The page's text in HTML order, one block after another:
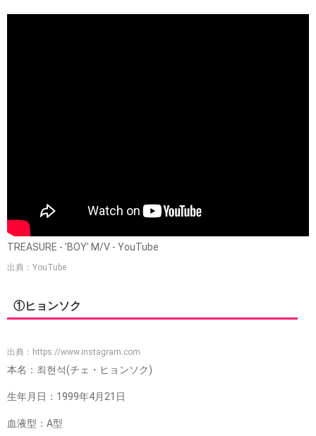
TREASURE - ’BOY’ M/V - YouTube
出典：YouTube
①ヒョンソク
出典： https://www.instagram.com
本名：최현석(チェ・ヒョンソク)
生年月日：1999年4月21日
血液型：A型